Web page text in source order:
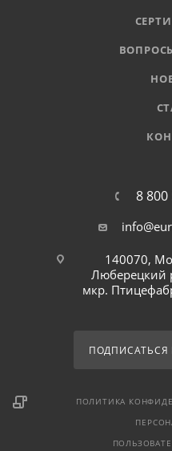
8 800
140070,
Люберецкий
мкр.
ПОДПИСАТЬСЯ
ПОЛИТИКА